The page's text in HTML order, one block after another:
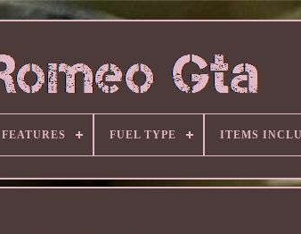
FEATURES FUEL TYPE ITEMS